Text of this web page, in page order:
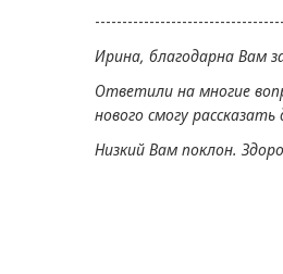
Ирина, благодарна Вам
Ответили на многие
нового смогу
Низкий Вам поклон.